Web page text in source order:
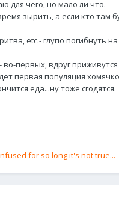
для чего, но мало ли что.
зырить, а если кто там
etc.- глупо погибнуть
во-первых, вдруг
первая популяция
еда...ну тоже сгодятся.
for so long it's not true...